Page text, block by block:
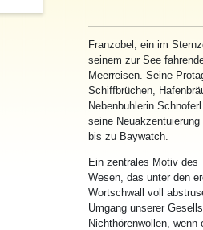
Franzobel, ein im
seinem zur See
Meerreisen. Seine
Schiffbrüchen,
Nebenbuhlerin
seine
bis zu Baywatch.
Ein zentrales Motiv des
Wesen, das unter den
Wortschwall voll
Umgang unserer
Nichthörenwollen,